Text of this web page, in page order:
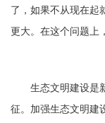
了，如果不从现在起
更大。在这个问题上
生态文明建设是新
征。加强生态文明建